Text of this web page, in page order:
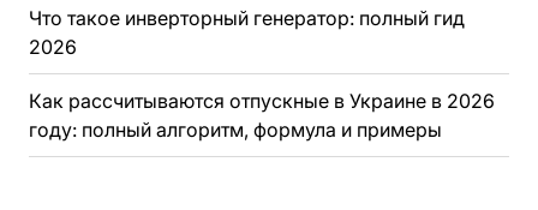
Что такое инверторный генератор: полный гид
2026
Как рассчитываются отпускные в Украине в 2026
году: полный алгоритм, формула и примеры